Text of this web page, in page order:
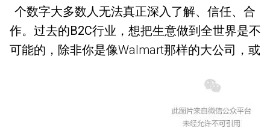
个数字大多数人无法真正深入了解、信任、合
作。 过去的B2C行业 ，想把生意做到全世界是不
可能的，除非你是像Walmart那样的大公司，或